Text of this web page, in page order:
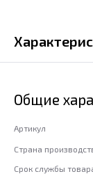
Общие
Артикул
Страна
Срок службы